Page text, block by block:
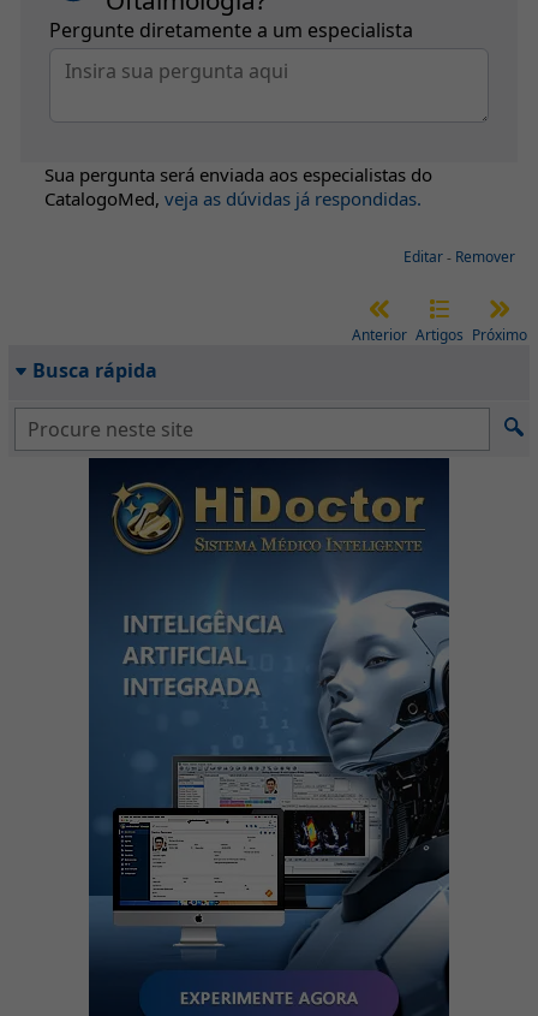
Pergunte diretamente a um especialista
Sua pergunta será enviada aos especialistas do
CatalogoMed, veja as dúvidas já respondidas.
Editar- Remover
Anterior Artigos Próximo
Busca rápida